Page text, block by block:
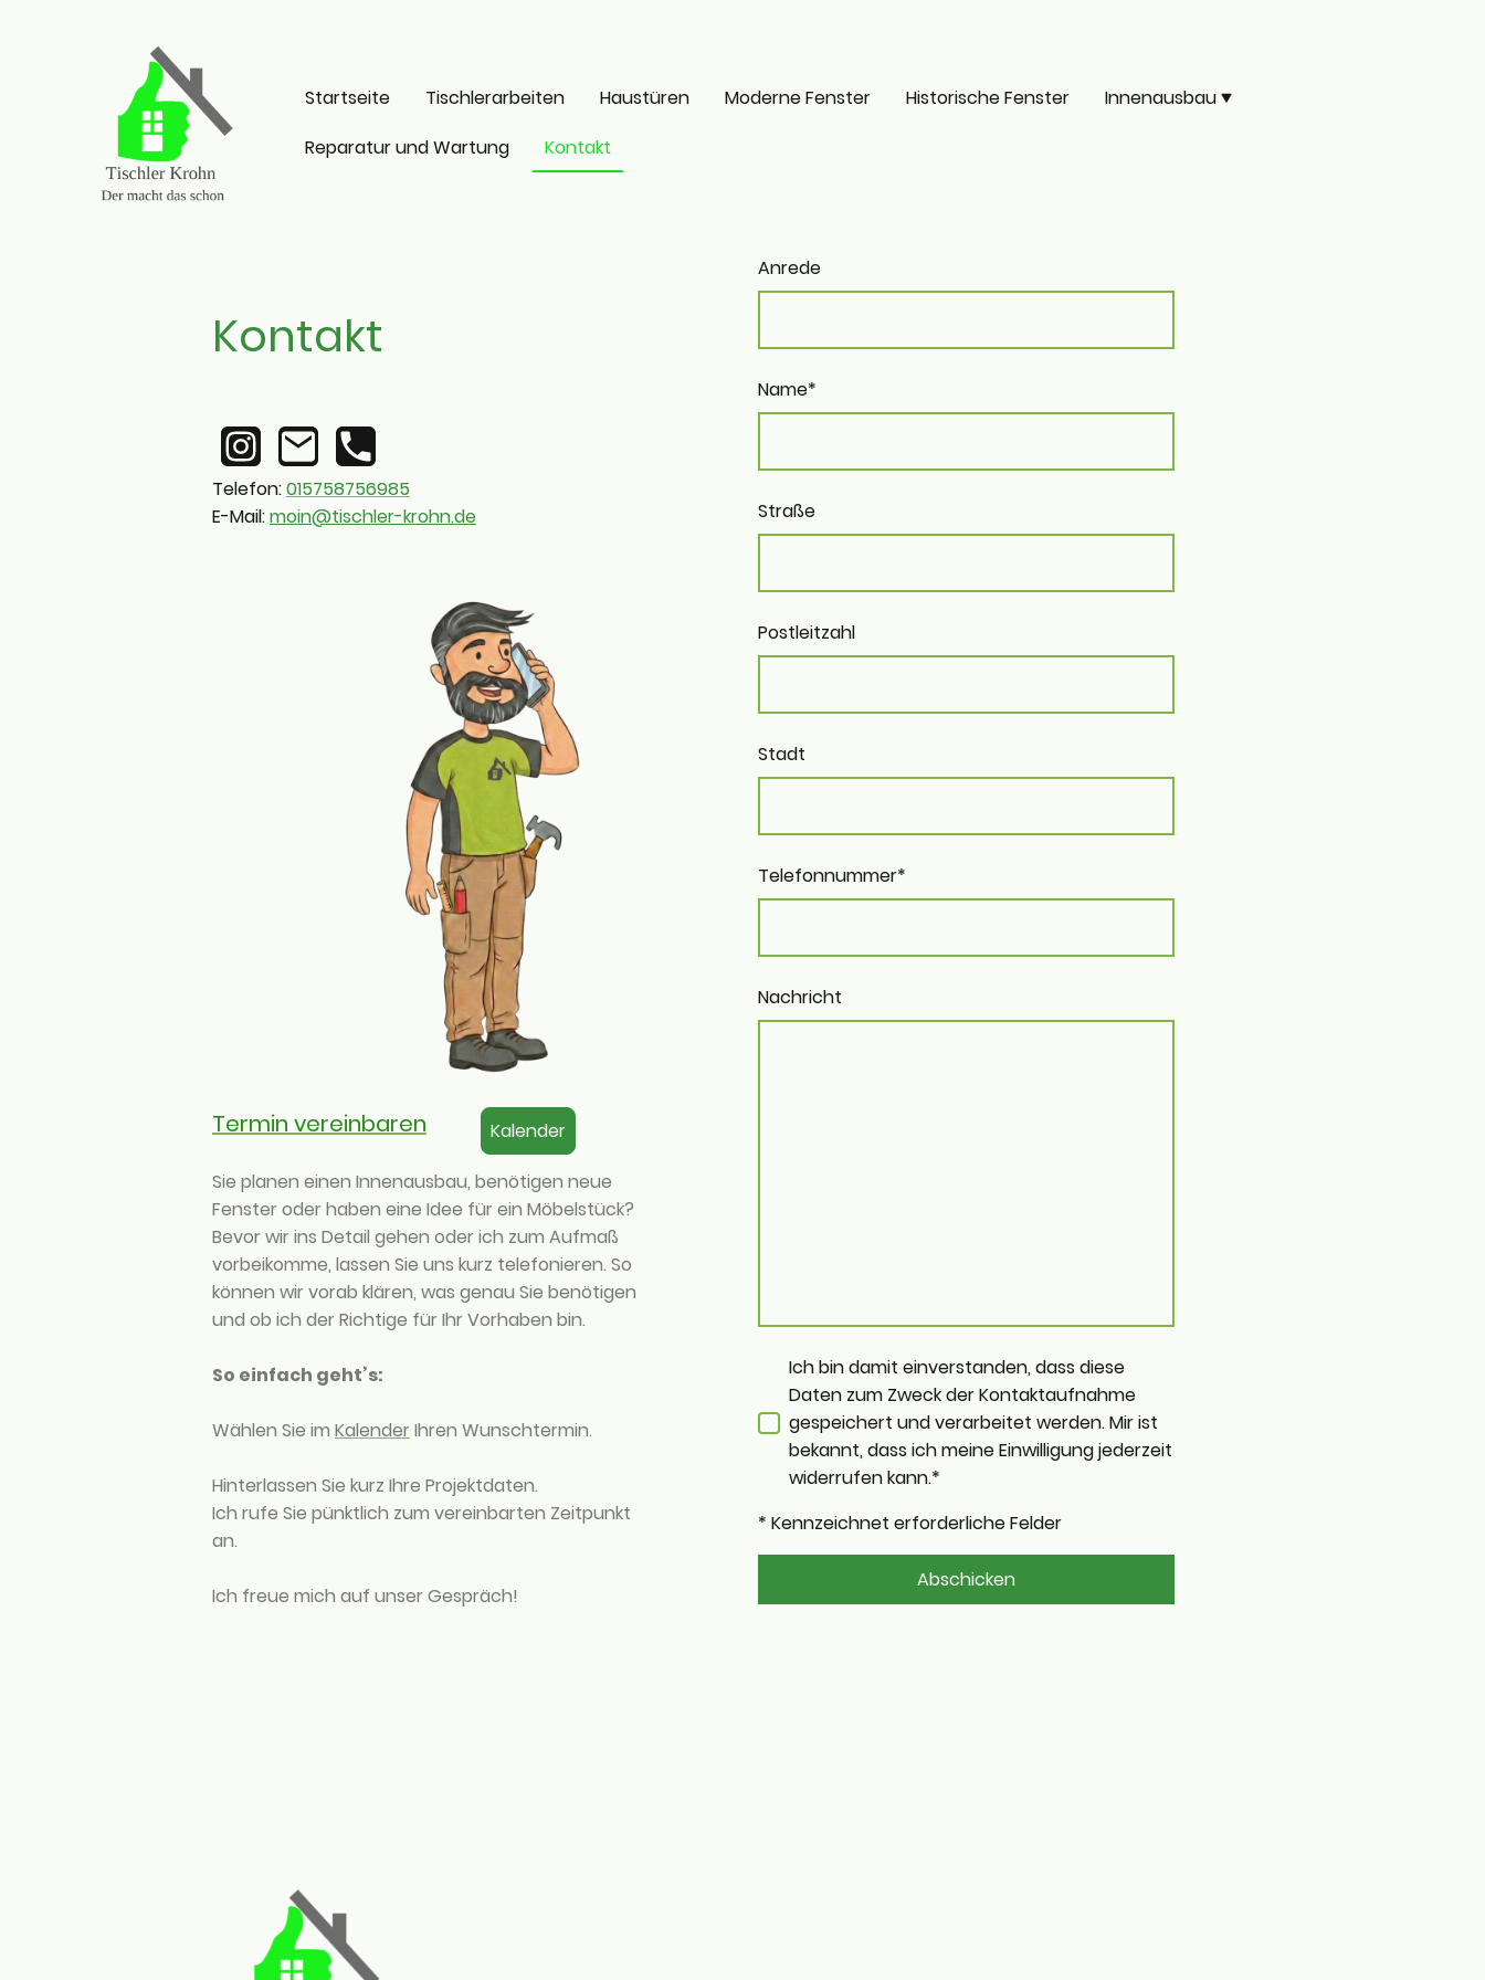
Startseite Tischlerarbeiten Haustüren Moderne Fenster Historische Fenster
Innenausbau
Reparatur und Wartung
Kontakt
Anrede
Name*
Straße
Postleitzahl
Stadt
Telefonnummer*
Nachricht
Ich bin damit einverstanden, dass diese
Daten zum Zweck der Kontaktaufnahme
gespeichert und verarbeitet werden. Mir ist
bekannt, dass ich meine Einwilligung jederzeit
widerrufen kann.*
* Kennzeichnet erforderliche Felder
Abschicken
Kontakt
Telefon:015758756985
E-Mail:moin@tischler-krohn.de
Termin vereinbaren
Sie planen einen Innenausbau, benötigen neue
Fenster oder haben eine Idee für ein Möbelstück?
Bevor wir ins Detail gehen oder ich zum Aufmaß
vorbeikomme, lassen Sie uns kurz telefonieren. So
können wir vorab klären, was genau Sie benötigen
und ob ich der Richtige für Ihr Vorhaben bin.
So einfach geht’s:
Wählen Sie im Kalender Ihren Wunschtermin.
Hinterlassen Sie kurz Ihre Projektdaten.
Ich rufe Sie pünktlich zum vereinbarten Zeitpunkt
an.
Ich freue mich auf unser Gespräch!
Kalender